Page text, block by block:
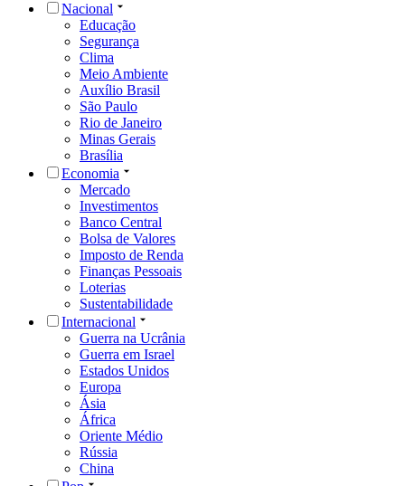
Nacional
Educação
Segurança
Clima
Meio Ambiente
Auxílio Brasil
São Paulo
Rio de Janeiro
Minas Gerais
Brasília
Economia
Mercado
Investimentos
Banco Central
Bolsa de Valores
Imposto de Renda
Finanças Pessoais
Loterias
Sustentabilidade
Internacional
Guerra na Ucrânia
Guerra em Israel
Estados Unidos
Europa
Ásia
África
Oriente Médio
Rússia
China